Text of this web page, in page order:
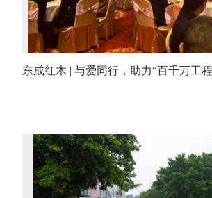
东成红木 | 与爱同行，助力“百千万工